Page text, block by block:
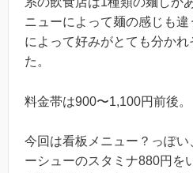
ニューによって麺の感じも
によって好みがとても分か
た。
料金帯は900〜1,100円前後。
今回は看板メニュー？っぽ
ーシューのスタミナ880円を